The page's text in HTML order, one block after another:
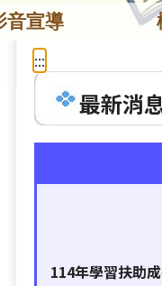
音宣導
:::
最新消
114年學習扶助